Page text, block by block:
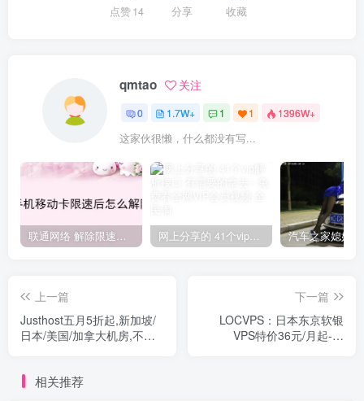
点赞14 分享 收藏
qmtao 关注
0 1.7W+ 1 1 1396W+
这家伙很懒，什么都没有写...
联通网络 解除限速方法参考！畅享、畅玩、老白干等及其它地区自测了 网上分享的 41个vip解析接口 有需要的拿去~ 免费看全网VIP会员视频
上一篇
Justhost五月5折起,新加坡/
日本/美国/加拿大机房,不限
下一篇
LOCVPS：日本东京软银
VPS特价36元/月起-双
相关推荐